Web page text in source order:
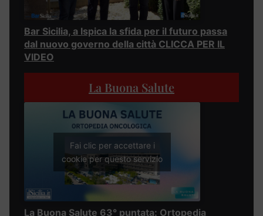
Bar Sicilia, a Ispica la sfida per il futuro passa
dal nuovo governo della città CLICCA PER IL
VIDEO
La Buona Salute
Fai clic per accettare i
cookie per questo servizio
La Buona Salute 63° puntata: Ortopedia